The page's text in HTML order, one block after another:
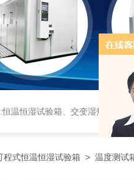
验箱、冷热冲击实验箱、紫外光试验箱、氙灯老化箱、恒温恒湿实验室、沙尘试验箱、淋雨试验
程式恒温恒湿试验箱 > 温度测试